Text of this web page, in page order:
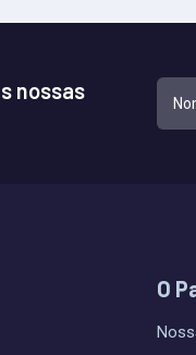
nossas
O